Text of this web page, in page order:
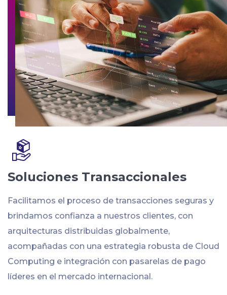
Soluciones Transaccionales
Facilitamos el proceso de transacciones seguras y
brindamos confianza a nuestros clientes, con
arquitecturas distribuidas globalmente,
acompañadas con una estrategia robusta de Cloud
Computing e integración con pasarelas de pago
líderes en el mercado internacional.